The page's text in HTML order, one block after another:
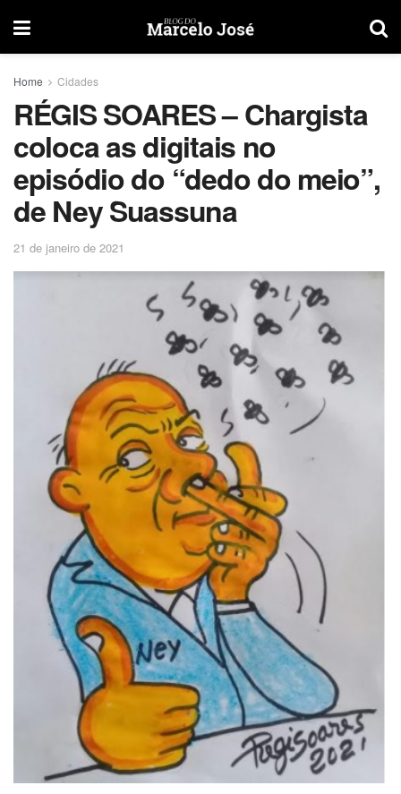
Home Cidades
RÉGIS SOARES – Chargista
coloca as digitais no
episódio do “dedo do meio”,
de Ney Suassuna
21 de janeiro de 2021